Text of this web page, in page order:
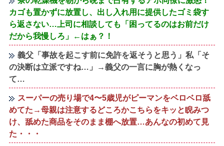
カゴも置かずに放置し、出し入れ用に提供したゴミ袋す
ら返さない…上司に相談しても「困ってるのはお前だけ
だから我慢しろ」←はぁ？！
義父「事故を起こす前に免許を返そうと思う」私「そ
の決断は立派ですね…」→義父の一言に胸が熱くなっ
て…
スーパーの売り場で4〜5歳児がピーマンをベロベロ舐
めてた→母親は注意するどころかこちらをキッと睨みつ
け、舐めた商品をそのまま棚へ放置…あんなの初めて見
た・・・